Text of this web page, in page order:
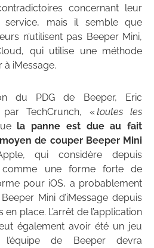
concernant leur
mais il semble que
n’utilisent pas Beeper Mini,
qui utilise une méthode
iMessage.
du PDG de Beeper, Eric
par TechCrunch, «toutes les
la panne est due au fait
de couper Beeper Mini
qui considère depuis
comme une forme forte de
pour iOS, a probablement
Mini d’iMessage depuis
place. L’arrêt de l’application
également avoir été un jeu
l’équipe de Beeper devra